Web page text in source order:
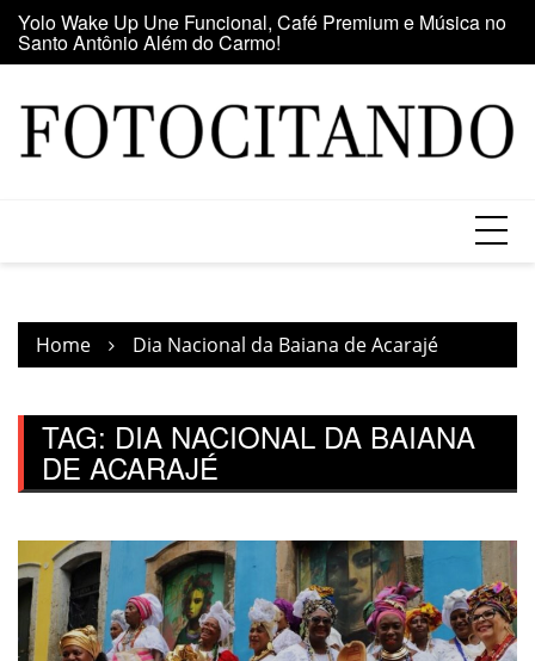
Skip
content
Yolo Wake Up Une Funcional, Café Premium e Música no
Santo Antônio Além do Carmo!
Home Dia Nacional da Baiana de Acarajé
TAG: DIA NACIONAL DA BAIANA
DE ACARAJÉ